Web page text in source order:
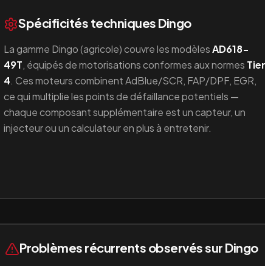
Spécificités techniques Dingo
La gamme Dingo(agricole) couvre les modèlesAD618-
49T, équipésde motorisations conformes aux normes Tier
4. Ces moteurs combinentAdBlue/SCR, FAP/DPF, EGR,
ce qui multiplie les points de défaillance potentiels —
chaque composant supplémentaire est un capteur, un
injecteur ou un calculateur en plus à entretenir.
Problèmes récurrents observés sur Dingo